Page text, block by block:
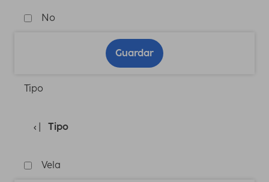
No
Guardar
Tipo
Tipo
Vela